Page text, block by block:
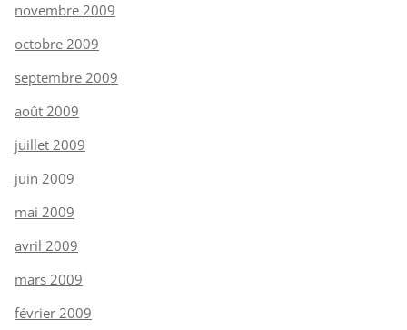
novembre 2009
octobre 2009
septembre 2009
août 2009
juillet 2009
juin 2009
mai 2009
avril 2009
mars 2009
février 2009